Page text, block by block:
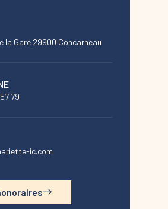
la Gare 29900 Concarneau
79
ic.com